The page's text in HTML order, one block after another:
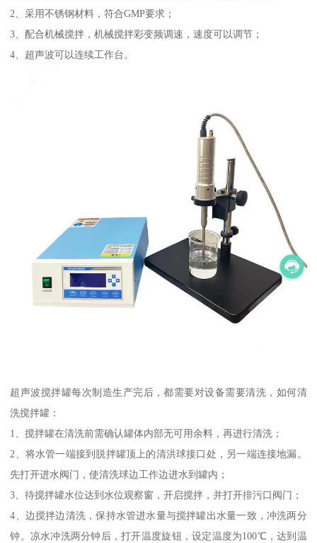
2、采用不锈钢材料，符合GMP要求；
3、配合机械搅拌，机械搅拌彩变频调速，速度可以调节；
4、超声波可以连续工作台。
超声波搅拌罐每次制造生产完后，都需要对设备需要清洗，如何清
洗搅拌罐：
1、搅拌罐在清洗前需确认罐体内部无可用余料，再进行清洗；
2、将水管一端接到脱拌罐顶上的清洪球接口处，另一端连接地漏。
先打开进水阀门，使清洗球边工作边进水到罐内；
3、待搅拌罐水位达到水位观察窗，开启搅拌，并打开排污口阀门；
4、边搅拌边清洗，保持水管进水量与搅拌罐出水量一致，冲洗两分
钟。凉水冲洗两分钟后，打开温度旋钮，设定温度为100℃，达到温